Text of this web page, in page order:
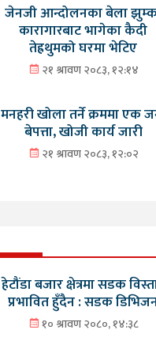
जेनजी आन्दोलनका बेला
कारागारबाट भागेका कैदी
तेह्रथुमको घरमा भेटिए
२१ श्रावण २०८३, १२:१४
मनहरी खोला तर्ने क्रममा एक
बेपत्ता, खोजी कार्य जारी
२१ श्रावण २०८३, १२:०२
हेटौंडा बजार क्षेत्रमा सडक
प्रभावित हुँदैन : सडक
१० श्रावण २०८०, १४:३८